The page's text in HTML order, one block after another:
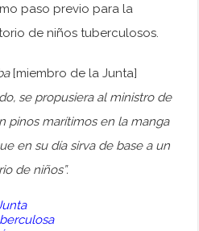
paso previo para la
de niños tuberculosos.
[miembro de la Junta]
se propusiera al ministro de
pinos marítimos en la manga
en su día sirva de base a un
de niños”.